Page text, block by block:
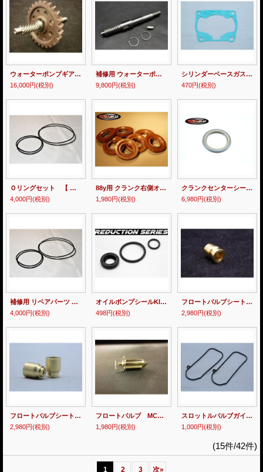
ウォーターポンプギア RESIN MC28 【 T2Racing VERTEX series 】
16,000円(税別)
補修用 ウォーターポンプ シャフト 【T2Racing VERTEX series】
9,800円(税別)
シリンダーベースガスケット 【 全年式 】
470円(税別)
Ｏリングセット 【 ノーマルシリンダー・ヘッド 】
4,000円(税別)
88y用 クランク右側オイルシール MC18
1,980円(税別)
クランクセンターシール /MC18
6,980円(税別)
補修用 リペアパーツ ヘッドガスケットＯリングセット
4,000円(税別)
オイルポンプシールKIT NSR250R 全年式対応 【 Reduction Series 】
498円(税別)
フロートバルブシート【単品売り】MC18・21用
2,980円(税別)
フロートバルブシート【単品売り】MC28用
2,980円(税別)
フロートバルブ MC18・21・28用
1,980円(税別)
スロットルバルブガイドガスケットセット MC18・21用
1,000円(税別)
(15件/42件)
1 2 3 次»